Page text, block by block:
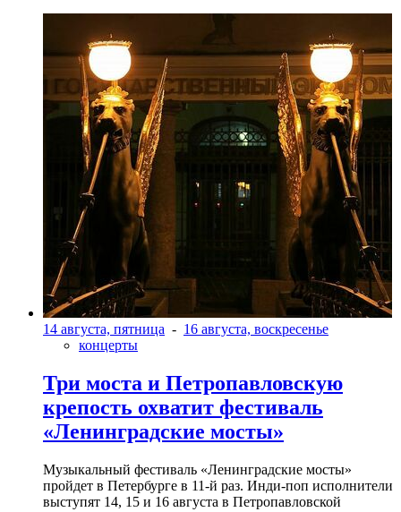
14 августа, пятница - 16 августа, воскресенье
концерты
Три моста и Петропавловскую
крепость охватит фестиваль
«Ленинградские мосты»
Музыкальный фестиваль «Ленинградские мосты»
пройдет в Петербурге в 11-й раз. Инди-поп исполнители
выступят 14, 15 и 16 августа в Петропавловской